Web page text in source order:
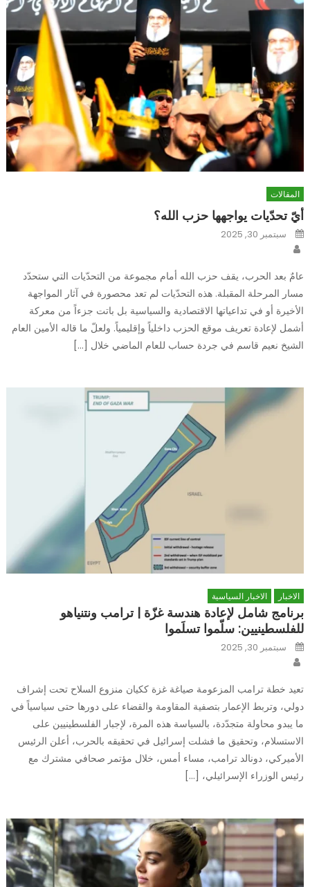
المقالات
أيّ تحدّيات يواجهها حزب الله؟
Posted
onسبتمبر 30, 2025
عامٌ بعد الحرب، يقف حزب الله أمام مجموعة من التحدّيات التي ستحدّد
مسار المرحلة المقبلة. هذه التحدّيات لم تعد محصورة في آثار المواجهة
الأخيرة أو في تداعياتها الاقتصادية والسياسية بل باتت جزءاً من معركة
أشمل لإعادة تعريف موقع الحزب داخلياً وإقليمياً. ولعلّ ما قاله الأمين العام
الشيخ نعيم قاسم في جردة حساب للعام الماضي خلال […]
الاخبار الاخبار السياسية
برنامج شامل لإعادة هندسة غزّة | ترامب ونتنياهو
للفلسطينيين: سلّموا تسلَموا
Posted
onسبتمبر 30, 2025
تعيد خطة ترامب المزعومة صياغة غزة ككيان منزوع السلاح تحت إشراف
دولي، وتربط الإعمار بتصفية المقاومة والقضاء على دورها حتى سياسياً في
ما يبدو محاولة متجدّدة، بالسياسة هذه المرة، لإجبار الفلسطينيين على
الاستسلام، وتحقيق ما فشلت إسرائيل في تحقيقه بالحرب، أعلن الرئيس
الأميركي، دونالد ترامب، مساء أمس، خلال مؤتمر صحافي مشترك مع
رئيس الوزراء الإسرائيلي، […]